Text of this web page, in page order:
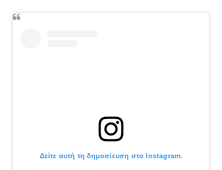
Δείτε αυτή τη δημοσίευση στο Instagram.